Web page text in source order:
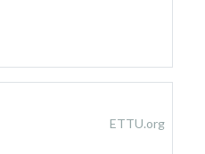
ETTU.org